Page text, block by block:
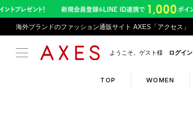
海外ブランドのファッション通販サイト AXES「アクセス」
ようこそ、ゲスト様 ログイン
TOP WOMEN